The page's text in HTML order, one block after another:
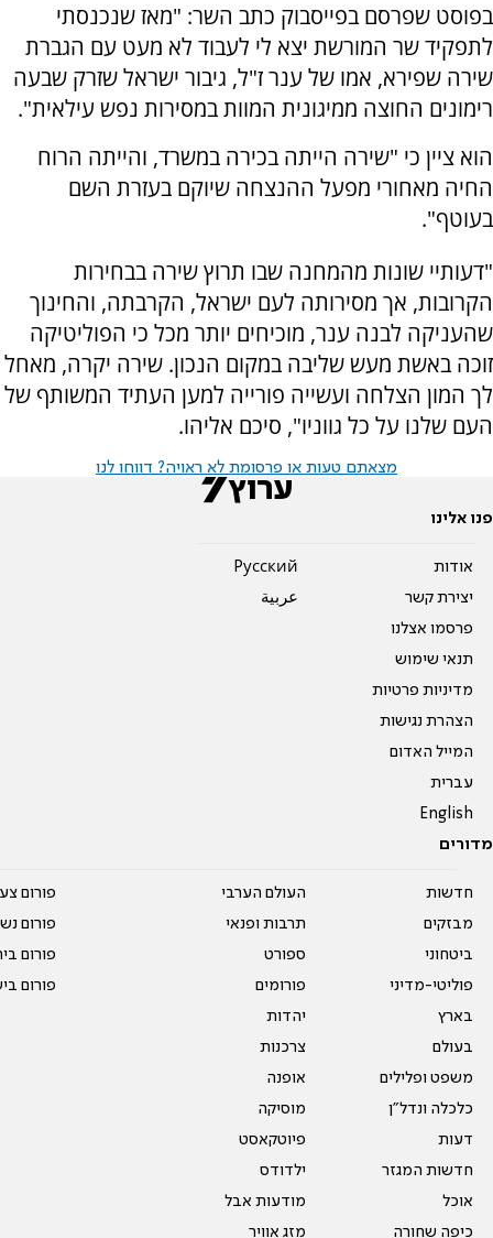
בפוסט שפרסם בפייסבוק כתב השר: "מאז שנכנסתי
לתפקיד שר המורשת יצא לי לעבוד לא מעט עם הגברת
שירה שפירא, אמו של ענר ז"ל, גיבור ישראל שזרק שבעה
רימונים החוצה ממיגונית המוות במסירות נפש עילאית".
הוא ציין כי "שירה הייתה בכירה במשרד, והייתה הרוח
החיה מאחורי מפעל ההנצחה שיוקם בעזרת השם
בעוטף".
"דעותיי שונות מהמחנה שבו תרוץ שירה בבחירות
הקרובות, אך מסירותה לעם ישראל, הקרבתה, והחינוך
שהעניקה לבנה ענר, מוכיחים יותר מכל כי הפוליטיקה
זוכה באשת מעש שליבה במקום הנכון. שירה יקרה, מאחל
לך המון הצלחה ועשייה פורייה למען העתיד המשותף של
העם שלנו על כל גווניו", סיכם אליהו.
מצאתם טעות או פרסומת לא ראויה? דווחו לנו
פנו אלינו
אודות
יצירת קשר
פרסמו אצלנו
תנאי שימוש
מדיניות פרטיות
הצהרת נגישות
המייל האדום
עברית
English
Pусский
عربية
מדורים
חדשות
מבזקים
ביטחוני
פוליטי-מדיני
בארץ
בעולם
משפט ופלילים
כלכלה ונדל"ן
דעות
חדשות המגזר
אוכל
כיפה שחורה
העולם הערבי
תרבות ופנאי
ספורט
פורומים
יהדות
צרכנות
אופנה
מוסיקה
פיוטקאסט
ילדודס
מודעות אבל
מזג אוויר
פורום
פורום
פורום
פורום